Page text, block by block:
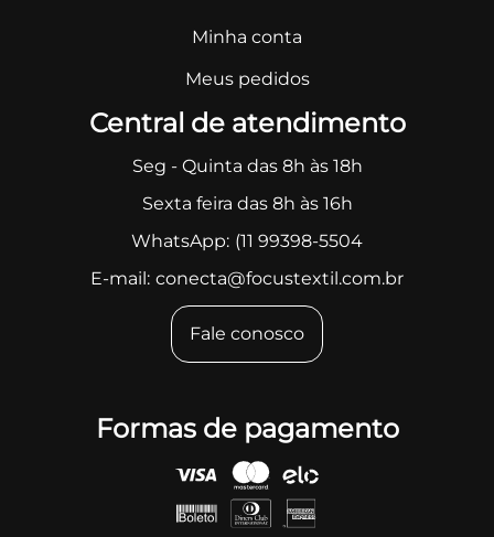
Minha conta
Meus pedidos
Central de atendimento
Seg - Quinta das 8h às 18h
Sexta feira das 8h às 16h
WhatsApp: (11 99398-5504
E-mail: conecta@focustextil.com.br
Fale conosco
Formas de pagamento